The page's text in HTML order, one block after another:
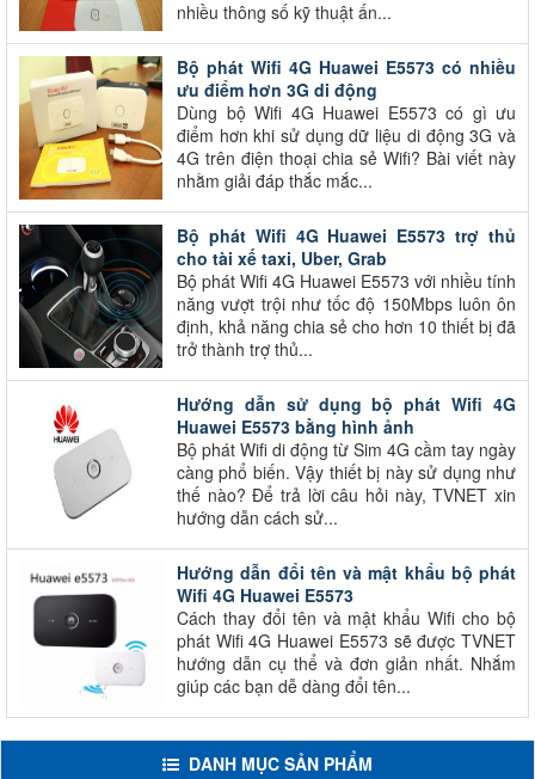
nhiều thông số kỹ thuật ấn...
Bộ phát Wifi 4G Huawei E5573 có nhiều
ưu điểm hơn 3G di động
Dùng bộ Wifi 4G Huawei E5573 có gì ưu
điểm hơn khi sử dụng dữ liệu di động 3G và
4G trên điện thoại chia sẻ Wifi? Bài viết này
nhằm giải đáp thắc mắc...
Bộ phát Wifi 4G Huawei E5573 trợ thủ
cho tài xế taxi, Uber, Grab
Bộ phát Wifi 4G Huawei E5573 với nhiều tính
năng vượt trội như tốc độ 150Mbps luôn ôn
định, khả năng chia sẻ cho hơn 10 thiết bị đã
trở thành trợ thủ...
Hướng dẫn sử dụng bộ phát Wifi 4G
Huawei E5573 bằng hình ảnh
Bộ phát Wifi di động từ Sim 4G cầm tay ngày
càng phổ biến. Vậy thiết bị này sử dụng như
thế nào? Để trả lời câu hỏi này, TVNET xin
hướng dẫn cách sử...
Hướng dẫn đổi tên và mật khẩu bộ phát
Wifi 4G Huawei E5573
Cách thay đổi tên và mật khẩu Wifi cho bộ
phát Wifi 4G Huawei E5573 sẽ được TVNET
hướng dẫn cụ thể và đơn giản nhất. Nhắm
giúp các bạn dễ dàng đổi tên...
DANH MỤC SẢN PHẨM